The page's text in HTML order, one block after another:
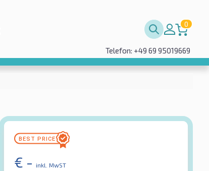
0
Telefon: +49 69 95019669
€ - inkl. MwST